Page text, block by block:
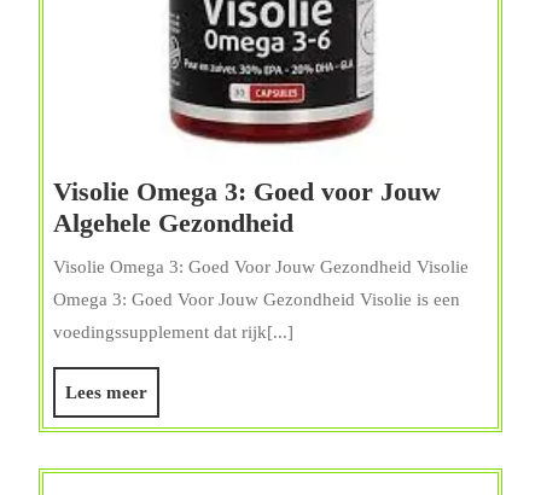
Visolie Omega 3: Goed voor Jouw
Algehele Gezondheid
Omega
Goed
Gezondheid
Visolie Omega 3: Goed Voor Jouw Gezondheid Visolie
Omega 3: Goed Voor Jouw Gezondheid Visolie is een
voedingssupplement dat rijk[...]
Lees meerLees
meer